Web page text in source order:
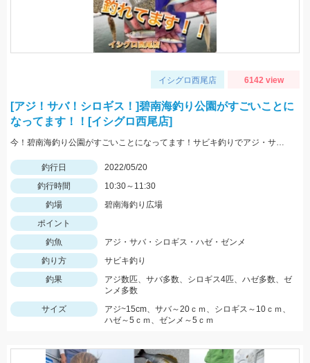
イシグロ西尾店 6142 view
[アジ！サバ！シロギス！]碧南海釣り公園がすごいことに
なってます！！[イシグロ西尾店]
今！碧南海釣り公園がすごいことになってます！サビキ釣りでアジ・サバ・イワシ！ちょい投げでは20ｃｍ越えのシロギス・ハゼ・ゼンメが爆釣中！！
釣行日
2022/05/20
釣行時間
10:30～11:30
釣場
碧南海釣り広場
ポイント
釣魚
アジ・サバ・シロギス・ハゼ・ゼンメ
釣り方
サビキ釣り
釣果
アジ数匹、サバ多数、シロギス4匹、ハゼ多数、ゼ
ンメ多数
サイズ
アジ~15cm、サバ～20ｃｍ、シロギス～10ｃｍ、
ハゼ～5ｃｍ、ゼンメ～5ｃｍ